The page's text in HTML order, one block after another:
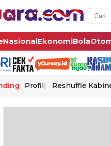
NasionalEkonomiBola
Profil Reshuffle